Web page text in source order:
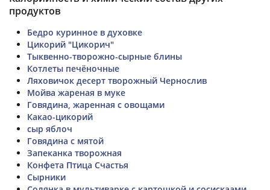
продуктов
Бедро куринное в духовке
Цикорий "Цикорич"
Тыквенно-творожно-сырные блины
Котлеты печёночные
Ляховичок десерт творожный Чернослив
Мойва жареная в муке
Говядина, жаренная с овощами
Какао-цикорий
сыр яблоч
Говядина с мятой
Запеканка творожная
Конфета Птица Счастья
Сырники